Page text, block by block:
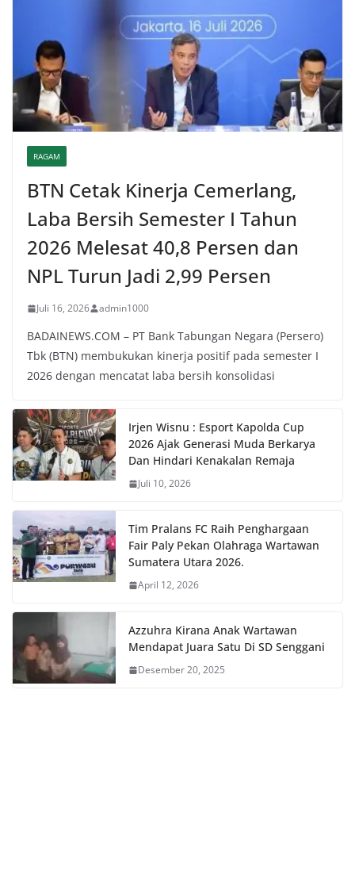
RAGAM
BTN Cetak Kinerja Cemerlang,
Laba Bersih Semester I Tahun
2026 Melesat 40,8 Persen dan
NPL Turun Jadi 2,99 Persen
Juli 16, 2026 admin1000
BADAINEWS.COM – PT Bank Tabungan Negara (Persero)
Tbk (BTN) membukukan kinerja positif pada semester I
2026 dengan mencatat laba bersih konsolidasi
Irjen Wisnu : Esport Kapolda Cup
2026 Ajak Generasi Muda Berkarya
Dan Hindari Kenakalan Remaja
Juli 10, 2026
Tim Pralans FC Raih Penghargaan
Fair Paly Pekan Olahraga Wartawan
Sumatera Utara 2026.
April 12, 2026
Azzuhra Kirana Anak Wartawan
Mendapat Juara Satu Di SD Senggani
Desember 20, 2025